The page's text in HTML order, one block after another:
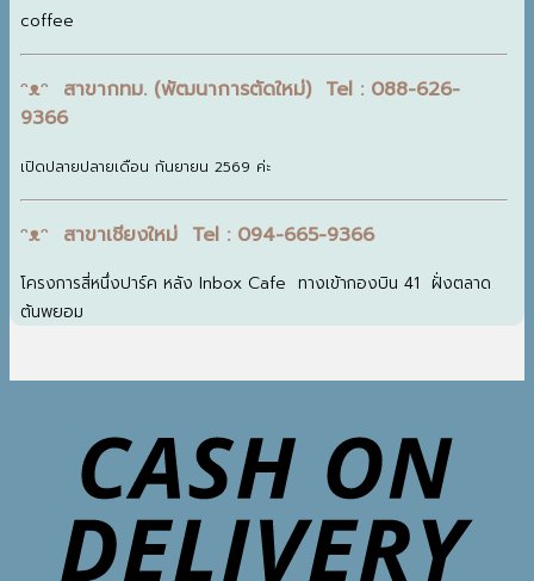
coffee
ᵔᴥᵔ สาขากทม. (พัฒนาการตัดใหม่) Tel : 088-626-
9366
เปิดปลายปลายเดือน กันยายน 2569 ค่ะ
ᵔᴥᵔ สาขาเชียงใหม่ Tel : 094-665-9366
โครงการสี่หนึ่งปาร์ค หลัง Inbox Cafe ทางเข้ากองบิน 41 ฝั่งตลาด
ต้นพยอม